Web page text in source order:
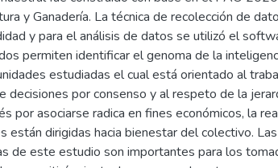
y Ganadería. La técnica de recolección de
y para el análisis de datos se utilizó el
permiten identificar el genoma de la
estudiadas el cual está orientado al
decisiones por consenso y al respeto de la
por asociarse radica en fines económicos, la
están dirigidas hacia bienestar del colectivo.
de este estudio son importantes para los